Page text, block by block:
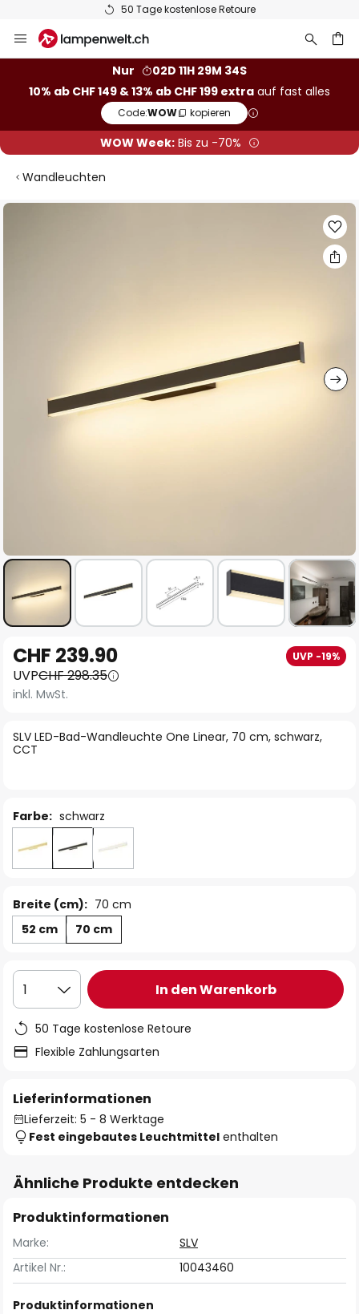
50 Tage kostenlose Retoure
Inhalt
Nur
02D 11H 29M 33S
10% ab CHF 149 & 13% ab CHF 199 extra auf fast alles
Code:WOW kopieren
WOW Week:Bis zu -70%
Wandleuchten
Zum
Anfang
der
Bildgalerie
SLV LED-Bad-Wandleuchte One Linear, 70 cm, schwarz,
CCT
CHF 239.90 UVP -19%
UVPCHF 298.35
inkl. MwSt.
Farbe: schwarz
Breite (cm): 70 cm
52 cm
70 cm
1 In den Warenkorb
50 Tage kostenlose Retoure
Flexible Zahlungsarten
Lieferinformationen
Lieferzeit: 5 - 8 Werktage
Fest eingebautes Leuchtmittel enthalten
Ähnliche Produkte entdecken
Produktinformationen
Marke:
SLV
Artikel Nr.:
10043460
Produktinformationen